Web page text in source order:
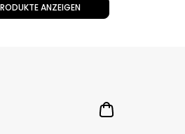
ANZEIGEN